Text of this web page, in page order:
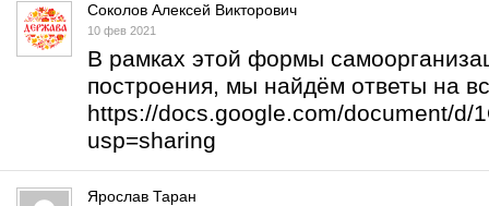
Соколов Алексей Викторович
10 фев 2021
В рамках этой формы
построения, мы найдём ответы на
https://docs.google.com/document/d/
usp=sharing
Ярослав Таран